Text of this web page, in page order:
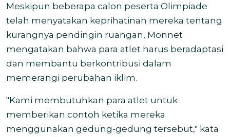
Meskipun beberapa calon peserta Olimpiade
telah menyatakan keprihatinan mereka tentang
kurangnya pendingin ruangan, Monnet
mengatakan bahwa para atlet harus beradaptasi
dan membantu berkontribusi dalam
memerangi perubahan iklim.
"Kami membutuhkan para atlet untuk
memberikan contoh ketika mereka
menggunakan gedung-gedung tersebut," kata